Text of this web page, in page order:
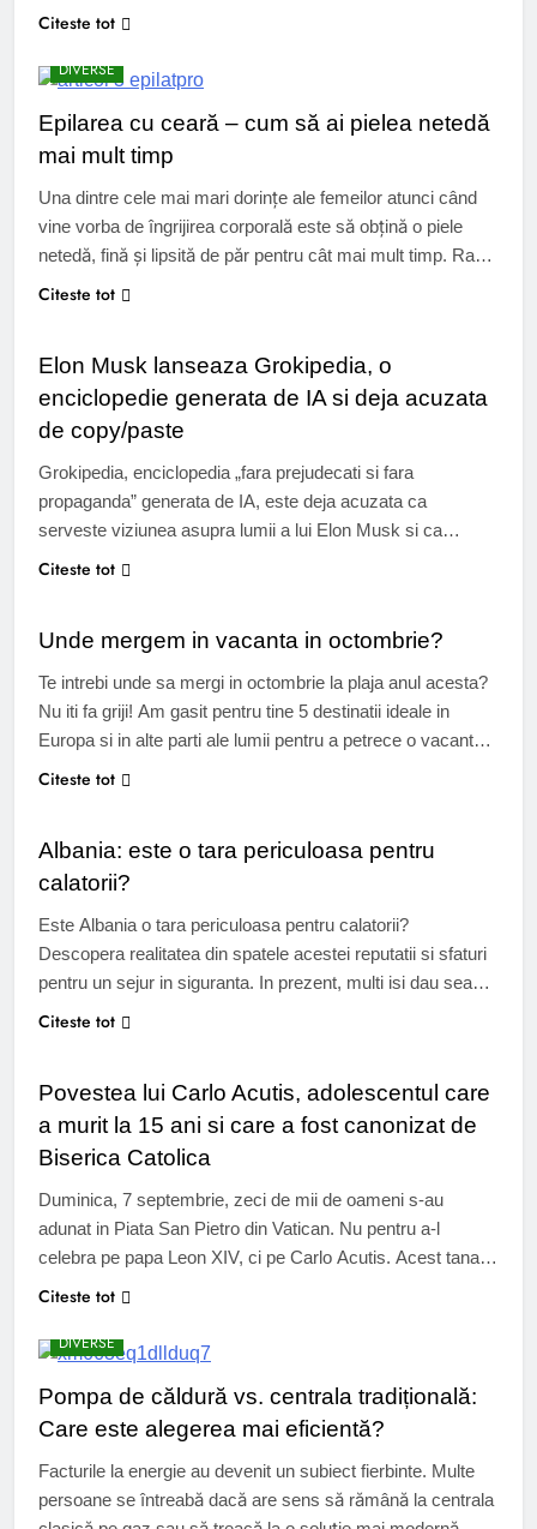
faci haotic, poate deveni obositor și costisitor. De aceea,
reduc riscurile și…
Citeste tot
DIVERSE
Epilarea cu ceară – cum să ai pielea netedă
mai mult timp
Una dintre cele mai mari dorințe ale femeilor atunci când
vine vorba de îngrijirea corporală este să obțină o piele
netedă, fină și lipsită de păr pentru cât mai mult timp. Rasul
sau cremele depilatoare oferă rezultate rapide, însă firele
Citeste tot
Elon Musk lanseaza Grokipedia, o
enciclopedie generata de IA si deja acuzata
de copy/paste
Grokipedia, enciclopedia „fara prejudecati si fara
propaganda” generata de IA, este deja acuzata ca
serveste viziunea asupra lumii a lui Elon Musk si ca
jefuieste continutul celui pe care il critica. Elon Musk
considerand ca Wikipedia nu…
Citeste tot
Unde mergem in vacanta in octombrie?
Te intrebi unde sa mergi in octombrie la plaja anul acesta?
Nu iti fa griji! Am gasit pentru tine 5 destinatii ideale in
Europa si in alte parti ale lumii pentru a petrece o vacanta
superba in aceasta toamna. Luna octombrie este
Citeste tot
Albania: este o tara periculoasa pentru
calatorii?
Este Albania o tara periculoasa pentru calatorii?
Descopera realitatea din spatele acestei reputatii si sfaturi
pentru un sejur in siguranta. In prezent, multi isi dau seama
ca este oportun sa descopere Albania. Albania, tara din
domina lacuri cu…
Citeste tot
Povestea lui Carlo Acutis, adolescentul care
a murit la 15 ani si care a fost canonizat de
Biserica Catolica
Duminica, 7 septembrie, zeci de mii de oameni s-au
adunat in Piata San Pietro din Vatican. Nu pentru a-l
celebra pe papa Leon XIV, ci pe Carlo Acutis. Acest tanar
adolescent italian, decedat in 2006 la varsta de 15 ani, a
secolului XXI. Era pasionat de…
Citeste tot
DIVERSE
Pompa de căldură vs. centrala tradițională:
Care este alegerea mai eficientă?
Facturile la energie au devenit un subiect fierbinte. Multe
persoane se întreabă dacă are sens să rămână la centrala